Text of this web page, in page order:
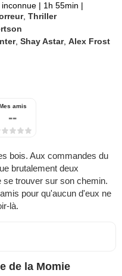
| 1h 55min |
,Thriller
,Shay Astar,Alex Frost
amis
--
bois. Aux commandes du
brutalement deux
trouver sur son chemin.
pour qu'aucun d'eux ne
là.
de la Momie